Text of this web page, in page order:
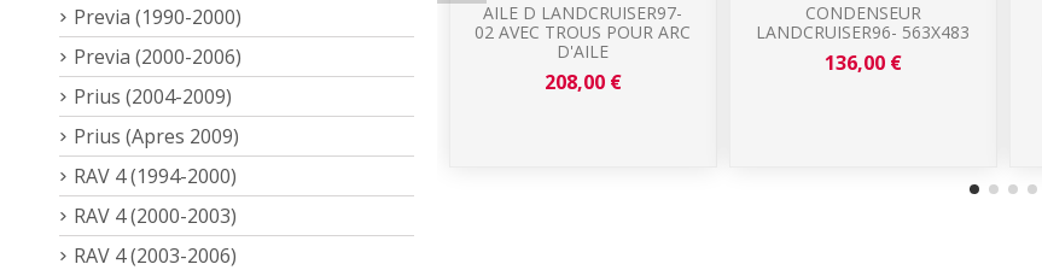
AILE D LANDCRUISER97-
02 AVEC TROUS POUR ARC
D'AILE
208,00 €
CONDENSEUR
LANDCRUISER96- 563X483
136,00 €
Previa (1990-2000)
Previa (2000-2006)
Prius (2004-2009)
Prius (Apres 2009)
RAV 4 (1994-2000)
RAV 4 (2000-2003)
RAV 4 (2003-2006)